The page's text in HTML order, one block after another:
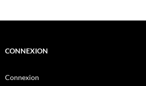
CONNEXION
Connexion